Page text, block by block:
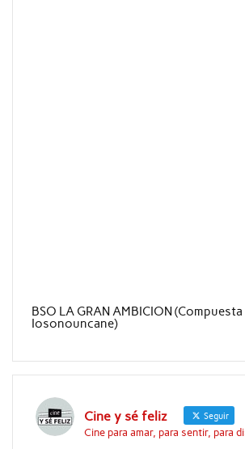
BSO LA GRAN AMBICION
Iosonouncane)
Cine y sé feliz Seguir
Cine para amar, para sentir, para